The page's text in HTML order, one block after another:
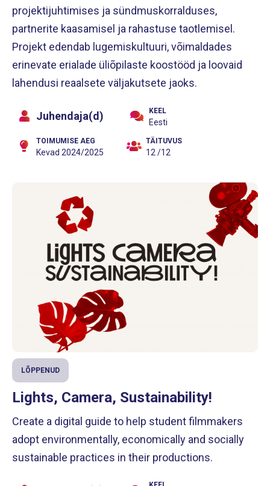
projektijuhtimises ja sündmuskorralduses,
partnerite kaasamisel ja rahastuse taotlemisel.
Projekt edendab lugemiskultuuri, võimaldades
erinevate erialade üliõpilaste koostööd ja loovaid
lahendusi reaalsete väljakutsete jaoks.
Juhendaja(d) KEEL
Eesti
TOIMUMISE AEG
Kevad 2024/2025
TÄITUVUS
12 /12
LÕPPENUD
Lights, Camera, Sustainability!
Create a digital guide to help student filmmakers
adopt environmentally, economically and socially
sustainable practices in their productions.